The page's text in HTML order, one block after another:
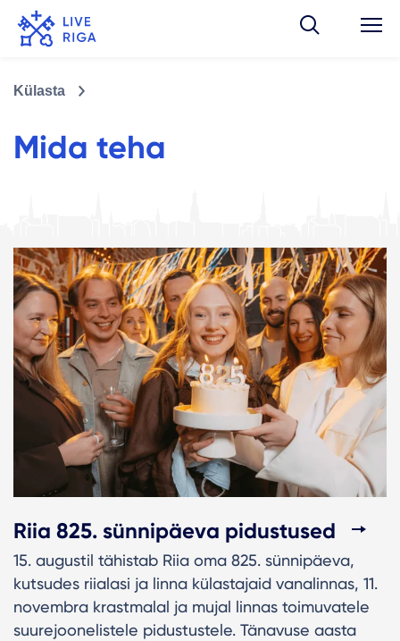
Külasta
Mida teha
Riia 825. sünnipäeva pidustused
15. augustil tähistab Riia oma 825. sünnipäeva,
kutsudes riialasi ja linna külastajaid vanalinnas, 11.
novembra krastmalal ja mujal linnas toimuvatele
suurejoonelistele pidustustele. Tänavuse aasta